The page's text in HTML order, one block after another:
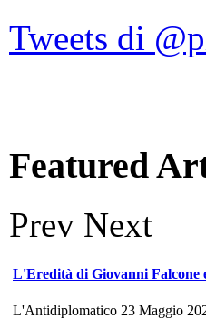
Tweets di
Featured
Prev Next
L'Eredità di Giovanni Falcone
L'Antidiplomatico 23 Maggio